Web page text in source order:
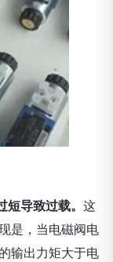
导致过载。 这
是，当电磁阀电
输出力矩大于电